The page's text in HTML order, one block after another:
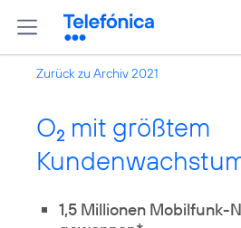
Zurück zu Archiv 2021
O2 mit größtem
1,5 Millionen Mobilfunk-